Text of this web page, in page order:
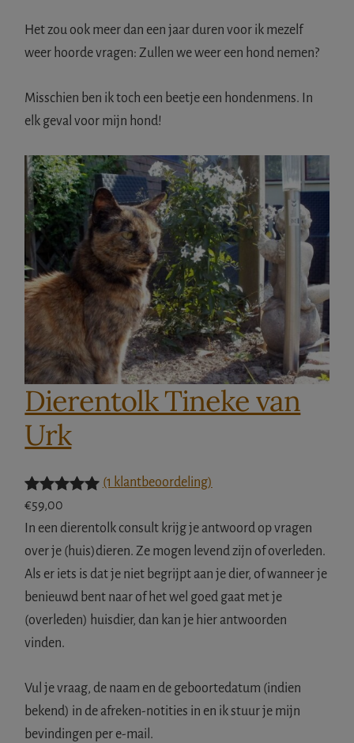
Het zou ook meer dan een jaar duren voor ik mezelf
weer hoorde vragen: Zullen we weer een hond nemen?
Misschien ben ik toch een beetje een hondenmens. In
elk geval voor mijn hond!
Dierentolk Tineke van
Urk
Gewaardeer
d5.00op 5
gebaseerd
op
1
klant
waardering
(1 klantbeoordeling)
€59,00
In een dierentolk consult krijg je antwoord op vragen
over je (huis)dieren. Ze mogen levend zijn of overleden.
Als er iets is dat je niet begrijpt aan je dier, of wanneer je
benieuwd bent naar of het wel goed gaat met je
(overleden) huisdier, dan kan je hier antwoorden
vinden.
Vul je vraag, de naam en de geboortedatum (indien
bekend) in de afreken-notities in en ik stuur je mijn
bevindingen per e-mail.